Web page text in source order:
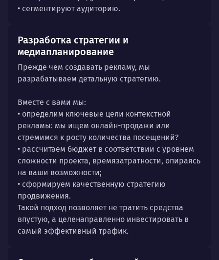
• сегментируют аудиторию.
Разработка стратегии и
медиапланирование
Прежде чем создавать рекламу, мы
разрабатываем детальную стратегию.
Вместе с вами мы:
• определим ключевые цели контекстной
рекламы: мы ищем онлайн-продажи или
стремимся к росту количества посещений?
• рассчитаем бюджет в соответствии с уровнем
сложности проекта, времязатратности, опираясь
на ваши возможности;
• сформируем качественную стратегию
продвижения.
Такой подход позволяет не тратить средства
впустую, а целенаправленно инвестировать в
самый эффективный трафик.